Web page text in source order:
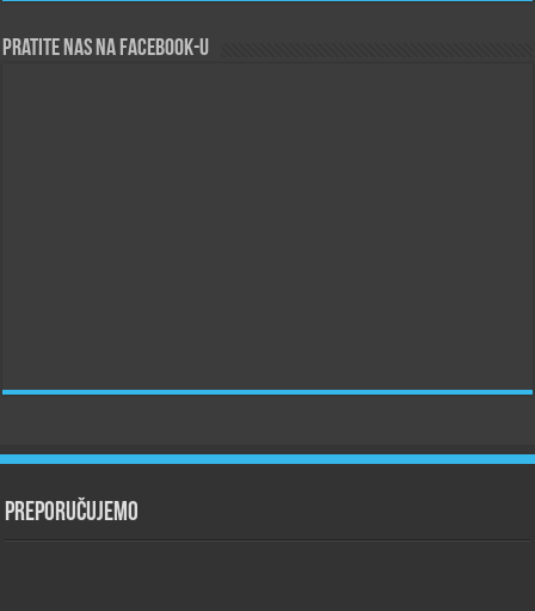
Pratite nas na Facebook-u
Preporučujemo